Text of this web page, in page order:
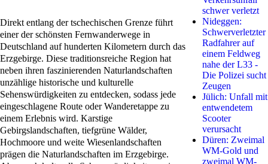
Direkt entlang der tschechischen Grenze führt
einer der schönsten Fernwanderwege in
Deutschland auf hunderten Kilometern durch das
Erzgebirge. Diese traditionsreiche Region hat
neben ihren faszinierenden Naturlandschaften
unzählige historische und kulturelle
Sehenswürdigkeiten zu entdecken, sodass jede
eingeschlagene Route oder Wanderetappe zu
einem Erlebnis wird. Karstige
Gebirgslandschaften, tiefgrüne Wälder,
Hochmoore und weite Wiesenlandschaften
prägen die Naturlandschaften im Erzgebirge.
schwer verletzt
Nideggen:
Schwerverletzter
Radfahrer auf
einem Feldweg
nahe der L33 -
Die Polizei sucht
Zeugen
Jülich: Unfall mit
entwendetem
Scooter
verursacht
Düren: Zweimal
WM-Gold und
zweimal WM-